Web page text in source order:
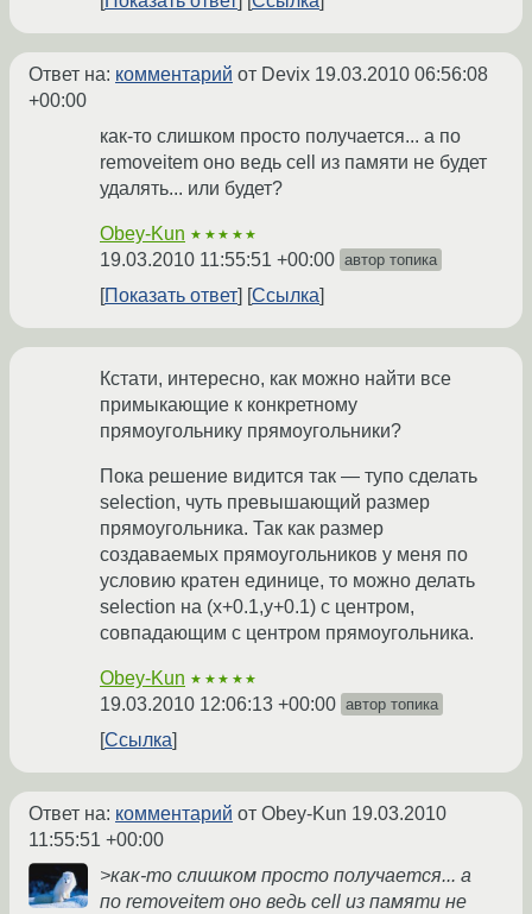
Ответ на: комментарий от Devix 19.03.2010 06:56:08
+00:00
как-то слишком просто получается... а по
removeitem оно ведь cell из памяти не будет
удалять... или будет?
Obey-Kun ★★★★★
19.03.2010 11:55:51 +00:00 автор топика
Показать ответ Ссылка
Кстати, интересно, как можно найти все
примыкающие к конкретному
прямоугольнику прямоугольники?
Пока решение видится так — тупо сделать
selection, чуть превышающий размер
прямоугольника. Так как размер
создаваемых прямоугольников у меня по
условию кратен единице, то можно делать
selection на (x+0.1,y+0.1) с центром,
совпадающим с центром прямоугольника.
Obey-Kun ★★★★★
19.03.2010 12:06:13 +00:00 автор топика
Ссылка
Ответ на: комментарий от Obey-Kun 19.03.2010
11:55:51 +00:00
>как-то слишком просто получается... а
по removeitem оно ведь cell из памяти не